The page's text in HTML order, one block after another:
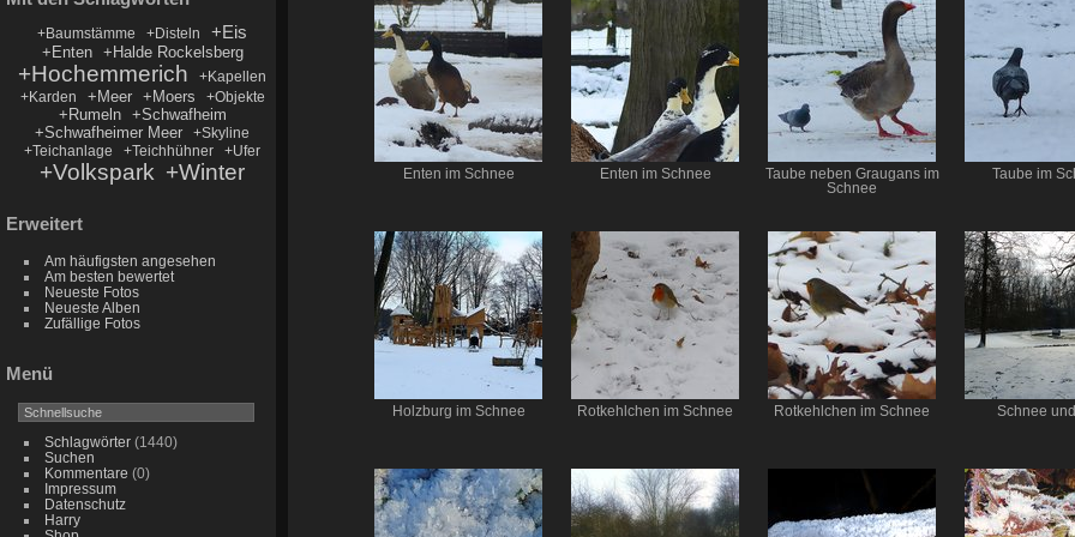
+Baumstämme +Disteln +Eis
+Enten +Halde Rockelsberg
+Hochemmerich
+Kapellen
+Karden
+Meer +Moers +Objekte
+Rumeln
+Schwafheim
+Schwafheimer Meer
+Skyline
+Teichanlage
+Teichhühner +Ufer
+Volkspark +Winter
Erweitert
Am häufigsten angesehen
Am besten bewertet
Neueste Fotos
Neueste Alben
Zufällige Fotos
Menü
Schlagwörter(1440)
Suchen
Kommentare (0)
Impressum
Datenschutz
Harry
Enten im Schnee Enten im Schnee
Taube neben Graugans im
Schnee
Taube im
Holzburg im Schnee Rotkehlchen im Schnee Rotkehlchen im Schnee Schnee